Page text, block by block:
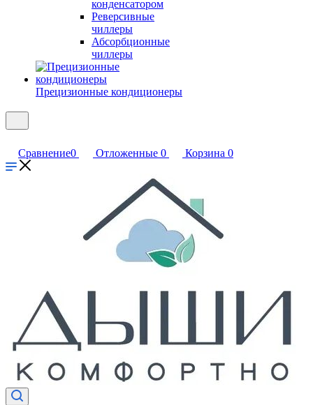
конденсатором
Реверсивные
чиллеры
Абсорбционные
чиллеры
Прецизионные кондиционеры
Сравнение0 Отложенные 0 Корзина 0